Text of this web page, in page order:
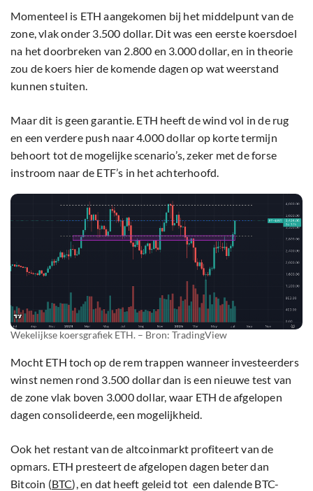
Momenteel is ETH aangekomen bij het middelpunt van de
zone, vlak onder 3.500 dollar. Dit was een eerste koersdoel
na het doorbreken van 2.800 en 3.000 dollar, en in theorie
zou de koers hier de komende dagen op wat weerstand
kunnen stuiten.
Maar dit is geen garantie. ETH heeft de wind vol in de rug
en een verdere push naar 4.000 dollar op korte termijn
behoort tot de mogelijke scenario’s, zeker met de forse
instroom naar de ETF’s in het achterhoofd.
Wekelijkse koersgrafiek ETH. – Bron: TradingView
Mocht ETH toch op de rem trappen wanneer investeerders
winst nemen rond 3.500 dollar dan is een nieuwe test van
de zone vlak boven 3.000 dollar, waar ETH de afgelopen
dagen consolideerde, een mogelijkheid.
Ook het restant van de altcoinmarkt profiteert van de
opmars. ETH presteert de afgelopen dagen beter dan
Bitcoin (BTC), en dat heeft geleid tot een dalende BTC-